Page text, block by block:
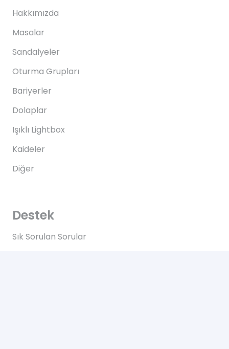
Hakkımızda
Masalar
Sandalyeler
Oturma Grupları
Bariyerler
Dolaplar
Işıklı Lightbox
Kaideler
Diğer
Destek
Sık Sorulan Sorular